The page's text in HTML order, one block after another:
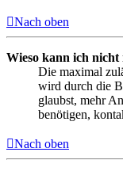
Nach oben
Wieso kann ich
Die maximal
wird durch die
glaubst, mehr
benötigen,
Nach oben